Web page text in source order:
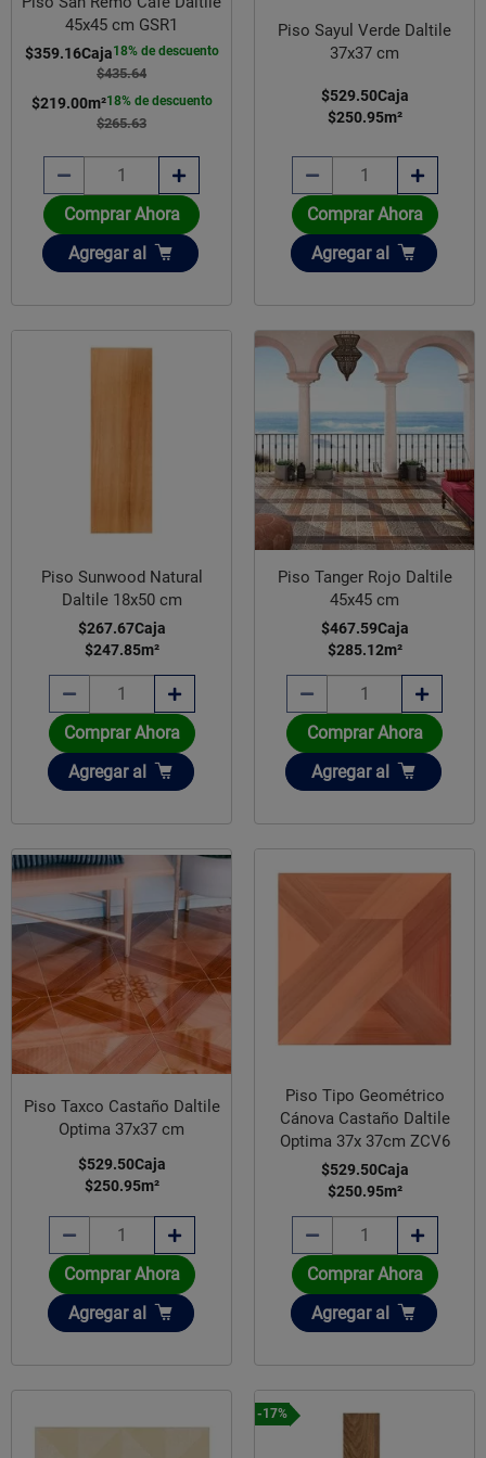
45x45 cm GSR1
$435.64
$359.16Caja18% de descuento
$265.63
$219.00m²18% de descuento
Comprar Ahora
Añadir
Agregar al
Piso Sayul Verde Daltile
37x37 cm
$529.50Caja
$250.95m²
Comprar Ahora
Añadir
Agregar al
Piso Sunwood Natural
Daltile 18x50 cm
$267.67Caja
$247.85m²
Comprar Ahora
Añadir
Agregar al
Piso Tanger Rojo Daltile
45x45 cm
$467.59Caja
$285.12m²
Comprar Ahora
Añadir
Agregar al
Piso Taxco Castaño Daltile
Optima 37x37 cm
$529.50Caja
$250.95m²
Comprar Ahora
Añadir
Agregar al
Piso Tipo Geométrico
Cánova Castaño Daltile
Optima 37x 37cm ZCV6
$529.50Caja
$250.95m²
Comprar Ahora
Añadir
Agregar al
-17%